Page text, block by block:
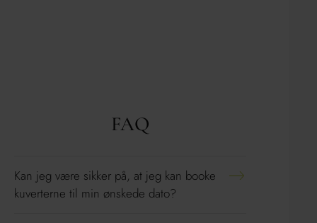
FAQ
Kan jeg være sikker på, at jeg kan booke
kuverterne til min ønskede dato?